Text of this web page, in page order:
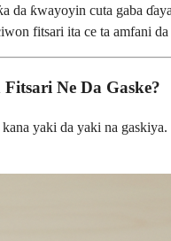
da ƙwayoyin cuta gaba
fitsari ita ce ta amfani
Ne Da Gaske?
yaki da yaki na